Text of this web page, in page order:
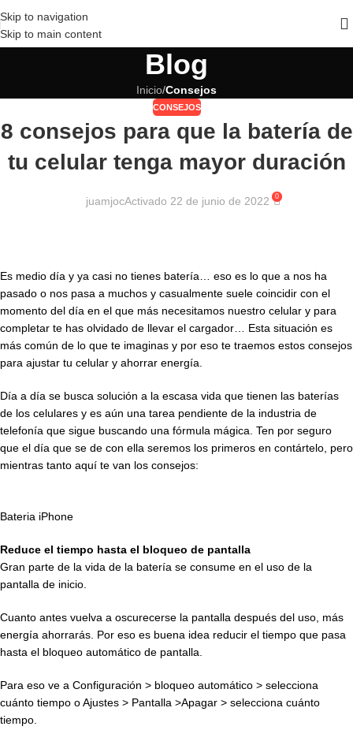
Skip to navigation
Skip to main content
Blog
Inicio/Consejos
CONSEJOS
8 consejos para que la batería de
tu celular tenga mayor duración
juamjocActivado 22 de junio de 2022 0
Es medio día y ya casi no tienes batería… eso es lo que a nos ha
pasado o nos pasa a muchos y casualmente suele coincidir con el
momento del día en el que más necesitamos nuestro celular y para
completar te has olvidado de llevar el cargador… Esta situación es
más común de lo que te imaginas y por eso te traemos estos consejos
para ajustar tu celular y ahorrar energía.
Día a día se busca solución a la escasa vida que tienen las baterías
de los celulares y es aún una tarea pendiente de la industria de
telefonía que sigue buscando una fórmula mágica. Ten por seguro
que el día que se de con ella seremos los primeros en contártelo, pero
mientras tanto aquí te van los consejos:
Bateria iPhone
Reduce el tiempo hasta el bloqueo de pantalla
Gran parte de la vida de la batería se consume en el uso de la
pantalla de inicio.
Cuanto antes vuelva a oscurecerse la pantalla después del uso, más
energía ahorrarás. Por eso es buena idea reducir el tiempo que pasa
hasta el bloqueo automático de pantalla.
Para eso ve a Configuración > bloqueo automático > selecciona
cuánto tiempo o Ajustes > Pantalla >Apagar > selecciona cuánto
tiempo.